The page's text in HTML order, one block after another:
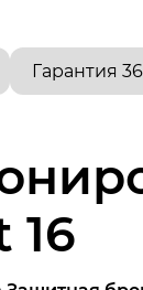
Гарантия
16